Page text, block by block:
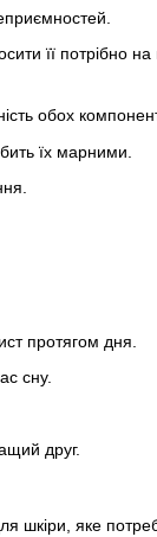
її потрібно
обох
їх марними.
протягом дня.
сну.
друг.
яке